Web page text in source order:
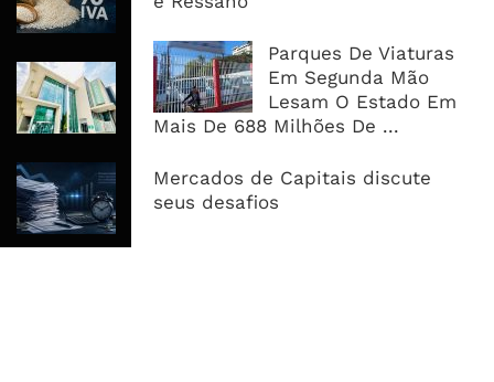
Parques De Viaturas
Em Segunda Mão
Lesam O Estado Em
Mais De 688 Milhões De ...
Mercados de Capitais discute
seus desafios
Nedbank Mantém Lucro Em R8,4 Mil
Milhões E Acelera Expansão Para
África Oriental
Reembolsos Do IVA Sobem Para 4,5
Mil Milhões, Mas Morosidade